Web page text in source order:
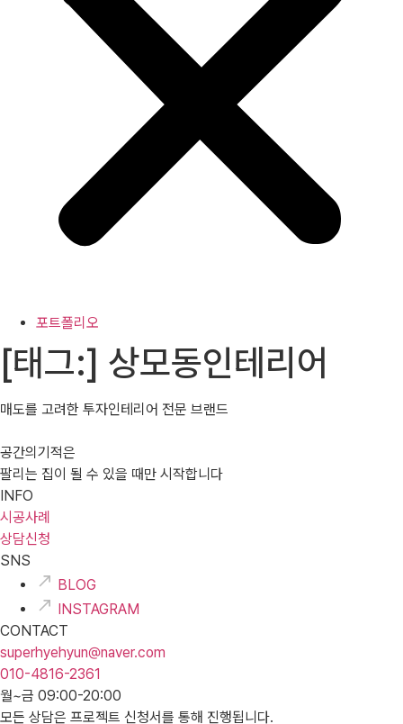
포트폴리오
[태그:] 상모동인테리어
매도를 고려한 투자인테리어 전문 브랜드
공간의기적은
팔리는 집이 될 수 있을 때만 시작합니다
INFO
시공사례
상담신청
SNS
BLOG
INSTAGRAM
CONTACT
superhyehyun@naver.com
010-4816-2361
월~금 09:00-20:00
모든 상담은 프로젝트 신청서를 통해 진행됩니다.